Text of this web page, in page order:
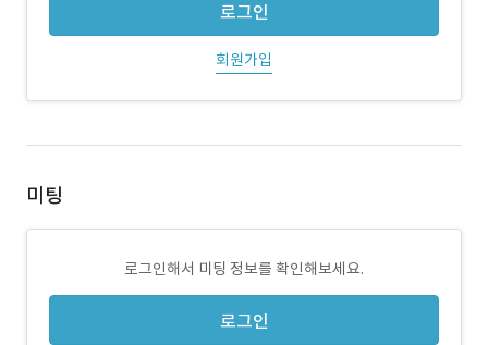
로그인
회원가입
미팅
로그인해서 미팅 정보를 확인해보세요.
로그인